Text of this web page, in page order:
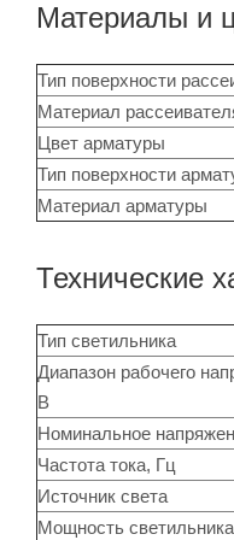
Материалы и
Тип поверхности
Материал
Цвет арматуры
Тип поверхности
Материал арматуры
Технические
Тип светильника
Диапазон рабочего
В
Номинальное
Частота тока, Гц
Источник света
Мощность